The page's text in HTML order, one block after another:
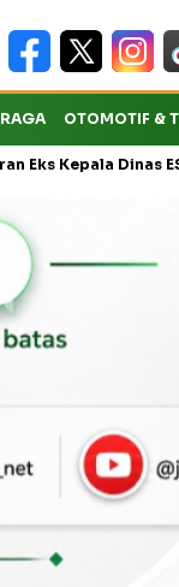
OTOMOTIF &
Dinas ESDM